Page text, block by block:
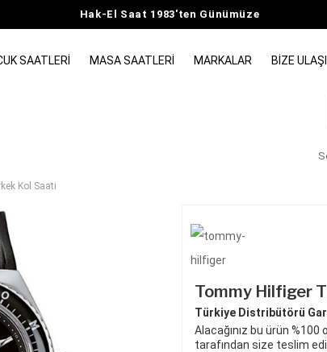
Hak-El Saat 1983'ten Günümüze
SAATLERI MASA SAATLERI MARKALAR BIZE
Kol Saati
Tommy Hilfiger
Türkiye Distribütörü
Alacağınız bu ürün
tarafından size teslim